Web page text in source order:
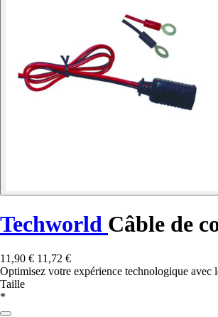
Techworld Câble de
11,90 € 11,72 €
Optimisez votre expérience technologique
Taille
*